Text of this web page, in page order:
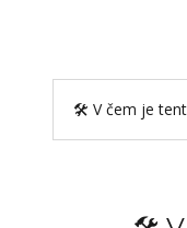
🛠️ V čem je